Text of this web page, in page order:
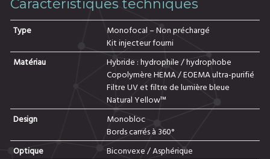
Caractéristiques techniques
Type
Monofocal – Non préchargé
Kit injecteur fourni
Matériau
Hybride : hydrophile / hydrophobe
Copolymère HEMA / EOEMA ultra-purifié
Filtre UV et filtre de lumière bleue
Natural Yellow™
Design
Monobloc
Bords carrés à 360°
Optique
Biconvexe / Asphérique